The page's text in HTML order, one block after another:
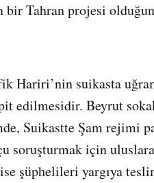
bir Tahran projesi
Hariri’nin suikasta
edilmesidir. Beyrut
Suikastte Şam rejimi
soruşturmak için
şüphelileri yargıya